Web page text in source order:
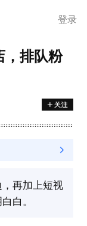
登录
，排队粉
再加上短视
白。